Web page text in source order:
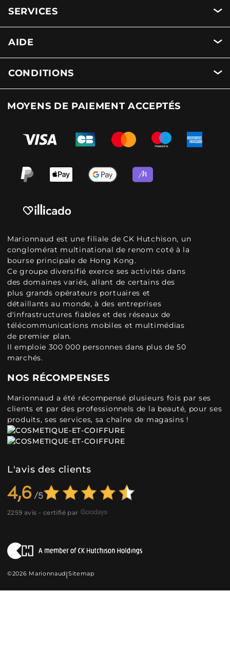
SERVICES
AIDE
CONDITIONS
MOYENS DE PAIEMENT ACCEPTÉS
Marionnaud est une filiale de CK Hutchison, un
conglomérat multinational de renom coté à la
bourse principale de Hong Kong.
Ce groupe diversifié exerce ses activités dans
des domaines variés, allant de certains des
plus grands opérateurs portuaires et
détaillants au monde, à des entreprises
d'infrastructures fiables et des réseaux de
télécommunications mobiles et multimédias
de premier plan.
Il emploie 300 000 personnes dans plus de 50
marchés.
NOS RÉCOMPENSES
Marionnaud a été récompensé plusieurs fois par ses
clients et par des professionnels de la beauté, pour ses
produits, ses services, sa chaîne de magasins !
L'avis des clients
4,6
2259 avis - certifié par
©2026 Marionnaud|Sitemap